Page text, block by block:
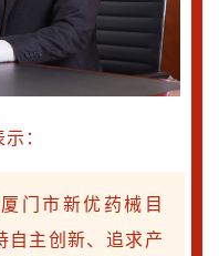
：
门市新优药械目
自主创新、追求产